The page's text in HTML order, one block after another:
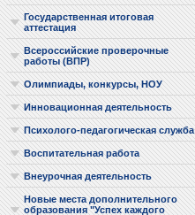
Государственная итоговая
аттестация
Всероссийские проверочные
работы (ВПР)
Олимпиады, конкурсы, НОУ
Инновационная деятельность
Психолого-педагогическая служба
Воспитательная работа
Внеурочная деятельность
Новые места дополнительного
образования "Успех каждого